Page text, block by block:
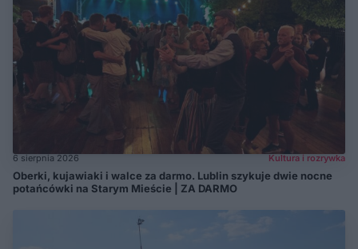
6 sierpnia 2026 Kultura i rozrywka
Oberki, kujawiaki i walce za darmo. Lublin szykuje dwie nocne
potańcówki na Starym Mieście | ZA DARMO